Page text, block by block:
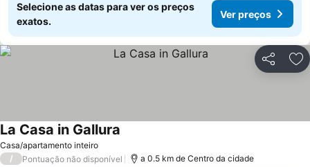
Selecione as datas para ver os preços
exatos.
Ver preços
Partilhar
Casa/apartamento inteiro
La Casa in Gallura
/ Pontuação não disponível a 0.5 km de Centro da cidade